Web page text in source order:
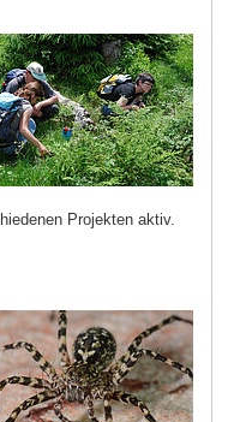
Projekten aktiv.